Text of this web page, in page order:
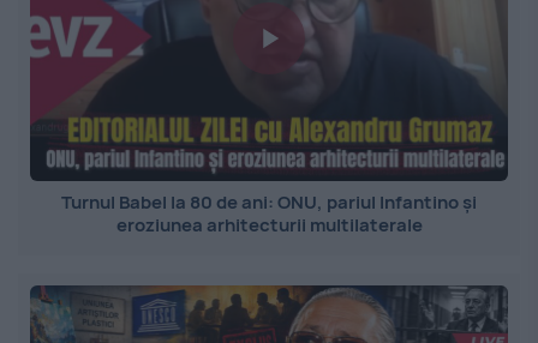
Turnul Babel la 80 de ani: ONU, pariul Infantino și
eroziunea arhitecturii multilaterale